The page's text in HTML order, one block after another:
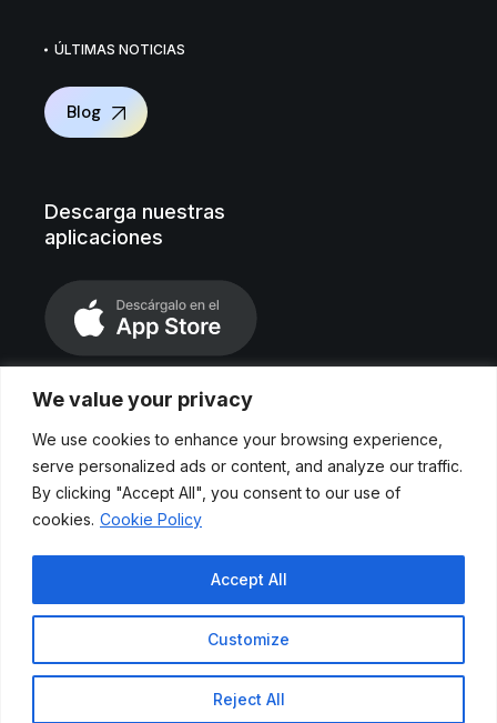
We value your privacy
We use cookies to enhance your browsing experience,
serve personalized ads or content, and analyze our traffic.
By clicking "Accept All", you consent to our use of
cookies. Cookie Policy
Customize
Reject All
Accept All
ÚLTIMAS NOTICIAS
Blog
Descarga nuestras
aplicaciones
Políticas de privacidad